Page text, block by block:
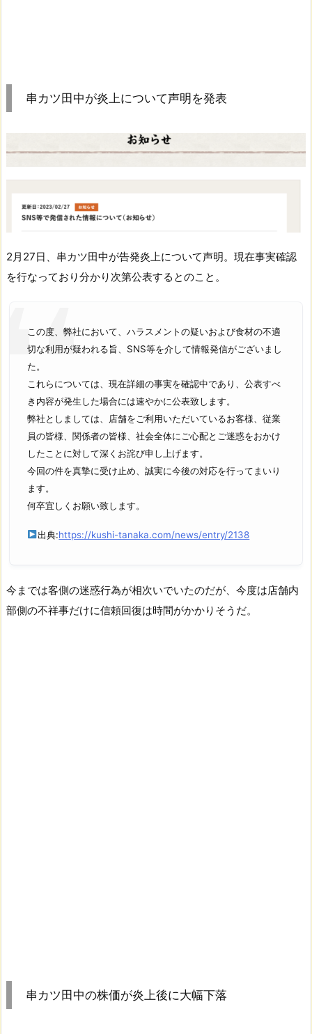
串カツ田中が炎上について声明を発表
2月27日、串カツ田中が告発炎上について声明。現在事実確認
を行なっており分かり次第公表するとのこと。
この度、弊社において、ハラスメントの疑いおよび食材の不適
切な利用が疑われる旨、SNS等を介して情報発信がございまし
た。
これらについては、現在詳細の事実を確認中であり、公表すべ
き内容が発生した場合には速やかに公表致します。
弊社としましては、店舗をご利用いただいているお客様、従業
員の皆様、関係者の皆様、社会全体にご心配とご迷惑をおかけ
したことに対して深くお詫び申し上げます。
今回の件を真摯に受け止め、誠実に今後の対応を行ってまいり
ます。
何卒宜しくお願い致します。
出典:https://kushi-tanaka.com/news/entry/2138
今までは客側の迷惑行為が相次いでいたのだが、今度は店舗内
部側の不祥事だけに信頼回復は時間がかかりそうだ。
串カツ田中の株価が炎上後に大幅下落